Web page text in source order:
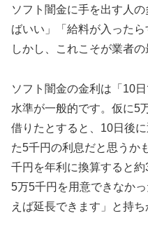
ソフト闇金に手を出す人
ばいい」「給料が入ったら
しかし、これこそが業者の
ソフト闇金の金利は「10
水準が一般的です。仮に5
借りたとすると、10日後
た5千円の利息だと思うか
千円を年利に換算すると
5万5千円を用意できなか
えば延長できます」と持ち